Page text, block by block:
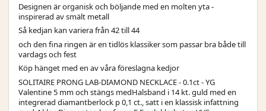
Designen är organisk och böljande med en molten yta -
inspirerad av smält metall
Så kedjan kan variera från 42 till 44
och den fina ringen är en tidlös klassiker som passar bra både till
vardags och fest
Köp hänget med en av våra föreslagna kedjor
SOLITAIRE PRONG LAB-DIAMOND NECKLACE - 0.1ct - YG
Valentine 5 mm och stängs medHalsband i 14 kt. guld med en
integrerad diamantberlock p 0,1 ct., satt i en klassisk infattning